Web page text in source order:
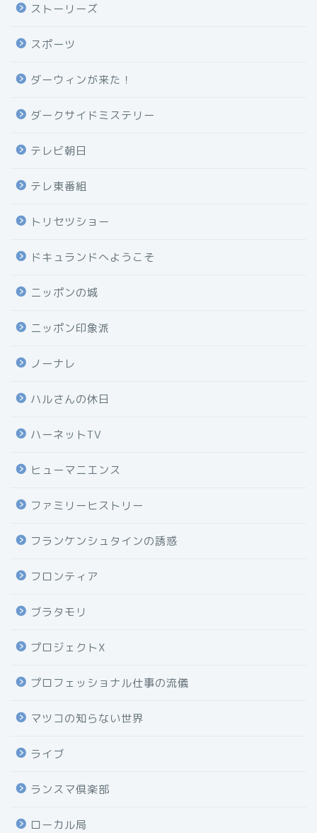
ストーリーズ
スポーツ
ダーウィンが来た！
ダークサイドミステリー
テレビ朝日
テレ東番組
トリセツショー
ドキュランドへようこそ
ニッポンの城
ニッポン印象派
ノーナレ
ハルさんの休日
ハーネットTV
ヒューマニエンス
ファミリーヒストリー
フランケンシュタインの誘惑
フロンティア
ブラタモリ
プロジェクトX
プロフェッショナル仕事の流儀
マツコの知らない世界
ライブ
ランスマ倶楽部
ローカル局